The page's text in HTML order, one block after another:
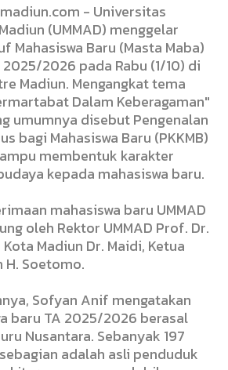
- Universitas
(UMMAD) menggelar
Mahasiswa Baru (Masta Maba)
2026 pada Rabu (1/10) di
Madiun. Mengangkat tema
Dalam Keberagaman"
umumnya disebut Pengenalan
bagi Mahasiswa Baru (PKKMB)
membentuk karakter
kepada mahasiswa baru.
mahasiswa baru UMMAD
oleh Rektor UMMAD Prof. Dr.
Madiun Dr. Maidi, Ketua
H. Soetomo.
Sofyan Anif mengatakan
baru TA 2025/2026 berasal
Nusantara. Sebanyak 197
adalah asli penduduk